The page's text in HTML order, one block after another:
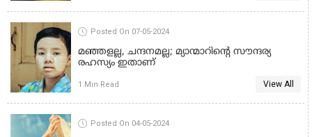
Posted On 07-05-2024
മഞ്ഞളല്ല, ചന്ദനമല്ല; മ്യാന്മാറിൻ്റെ സൗന്ദര്യ
രഹസ്യം ഇതാണ്
1 Min Read View All
Posted On 04-05-2024